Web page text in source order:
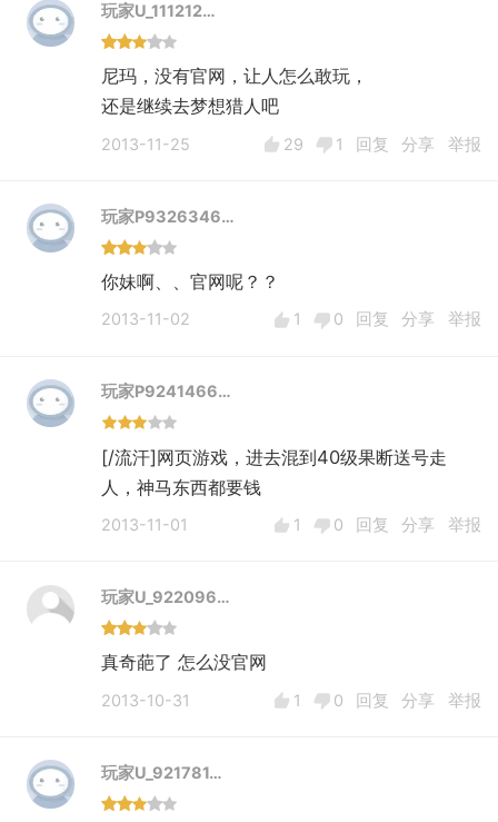
玩家U_111212…
尼玛，没有官网，让人怎么敢玩，
还是继续去梦想猎人吧
2013-11-25 29 1 回复 分享 举报
玩家P9326346…
你妹啊、、官网呢？？
2013-11-02 1 0 回复 分享 举报
玩家P9241466…
[/流汗]网页游戏，进去混到40级果断送号走
人，神马东西都要钱
2013-11-01 1 0 回复 分享 举报
玩家U_922096…
真奇葩了 怎么没官网
2013-10-31 1 0 回复 分享 举报
玩家U_921781…